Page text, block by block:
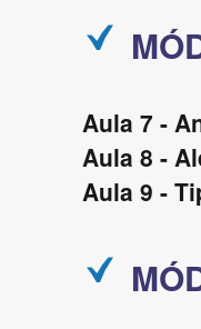
Aula 7 -
Aula 8 -
Aula 9 -